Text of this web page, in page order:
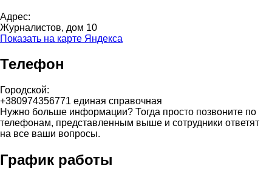
Адрес:
Журналистов, дом 10
Показать на карте Яндекса
Телефон
Городской:
+380974356771 единая справочная
Нужно больше информации? Тогда просто позвоните по
телефонам, представленным выше и сотрудники ответят
на все ваши вопросы.
График работы